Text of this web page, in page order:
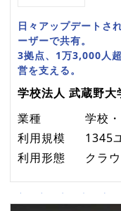
日々アップデートさ
ーザーで共有。
3拠点、1万3,000人
営を支える。
学校法人 武蔵野大
業種
学校
利用規模
1345
利用形態
クラ